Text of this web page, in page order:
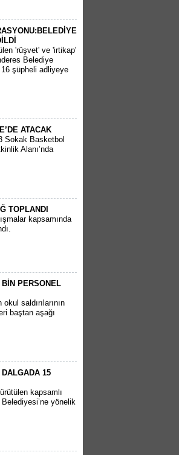
'rüşvet' ve 'irtikap'
Belediye
16 şüpheli adliyeye
ATACAK
Sokak Basketbol
Alanı’nda
TOPLANDI
kapsamında
PERSONEL
saldırılarının
baştan aşağı
15
kapsamlı
yönelik